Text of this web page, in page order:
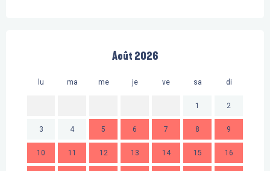
Août 2026
lu ma me je ve sa di
1 2
3 4 5 6 7 8 9
10 11 12 13 14 15 16